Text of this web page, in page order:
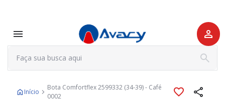
Início
Bota Comfortflex 2599332 (34-39) - Café
0002